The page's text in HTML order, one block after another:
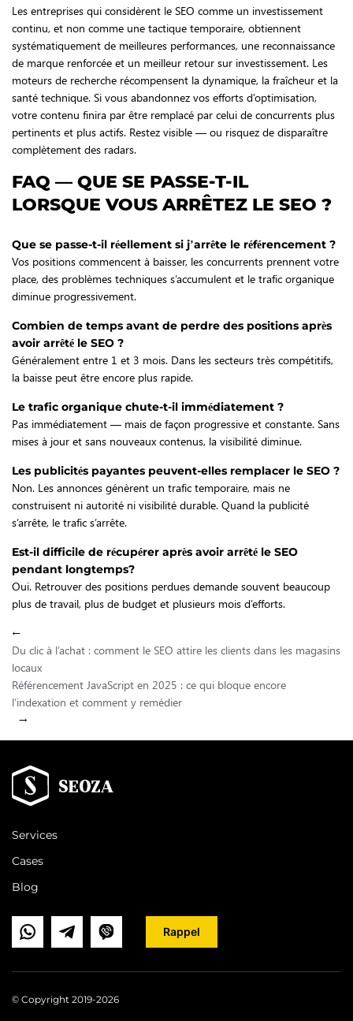
Les entreprises qui considèrent le SEO comme un investissement
continu, et non comme une tactique temporaire, obtiennent
systématiquement de meilleures performances, une reconnaissance
de marque renforcée et un meilleur retour sur investissement. Les
moteurs de recherche récompensent la dynamique, la fraîcheur et la
santé technique. Si vous abandonnez vos efforts d’optimisation,
votre contenu finira par être remplacé par celui de concurrents plus
pertinents et plus actifs. Restez visible — ou risquez de disparaître
complètement des radars.
FAQ — QUE SE PASSE-T-IL
LORSQUE VOUS ARRÊTEZ LE SEO ?
Que se passe-t-il réellement si j’arrête le référencement ?
Vos positions commencent à baisser, les concurrents prennent votre
place, des problèmes techniques s’accumulent et le trafic organique
diminue progressivement.
Combien de temps avant de perdre des positions après
avoir arrêté le SEO ?
Généralement entre 1 et 3 mois. Dans les secteurs très compétitifs,
la baisse peut être encore plus rapide.
Le trafic organique chute-t-il immédiatement ?
Pas immédiatement — mais de façon progressive et constante. Sans
mises à jour et sans nouveaux contenus, la visibilité diminue.
Les publicités payantes peuvent-elles remplacer le SEO ?
Non. Les annonces génèrent un trafic temporaire, mais ne
construisent ni autorité ni visibilité durable. Quand la publicité
s’arrête, le trafic s’arrête.
Est-il difficile de récupérer après avoir arrêté le SEO
pendant longtemps?
Oui. Retrouver des positions perdues demande souvent beaucoup
plus de travail, plus de budget et plusieurs mois d’efforts.
←
Du clic à l’achat : comment le SEO attire les clients dans les magasins
locaux
Référencement JavaScript en 2025 : ce qui bloque encore
l’indexation et comment y remédier
→
Services
Cases
Blog
Rappel
© Copyright 2019-2026